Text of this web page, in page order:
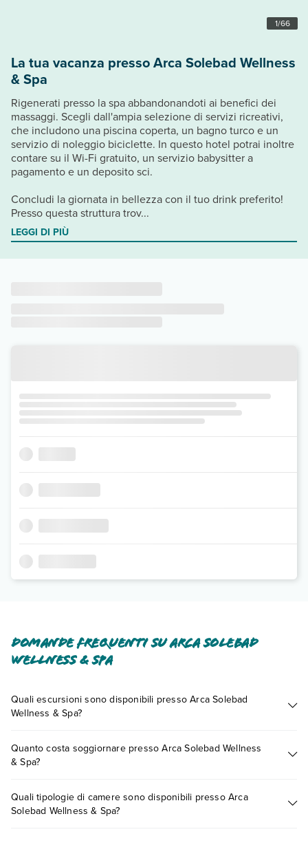
1/66
La tua vacanza presso Arca Solebad Wellness
& Spa
Rigenerati presso la spa abbandonandoti ai benefici dei
massaggi. Scegli dall'ampia selezione di servizi ricreativi,
che includono una piscina coperta, un bagno turco e un
servizio di noleggio biciclette. In questo hotel potrai inoltre
contare su il Wi-Fi gratuito, un servizio babysitter a
pagamento e un deposito sci.
Concludi la giornata in bellezza con il tuo drink preferito!
Presso questa struttura trov...
LEGGI DI PIÙ
Domande frequenti su Arca Solebad
Wellness & Spa
Quali escursioni sono disponibili presso Arca Solebad
Wellness & Spa?
presso Arca Solebad Wellness & Spa. Scoprile tutte nella
sezione dedicata
Quanto costa soggiornare presso Arca Solebad Wellness
& Spa?
base a vari fattori (per es. date, condizioni dell'hotel, ecc). Per
consultare i prezzi, compila il motore di ricerca e scegli
Quali tipologie di camere sono disponibili presso Arca
Solebad Wellness & Spa?